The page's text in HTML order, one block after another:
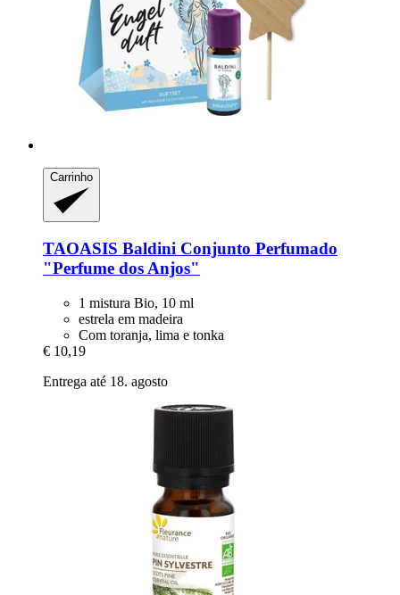
Carrinho
TAOASIS Baldini Conjunto Perfumado
"Perfume dos Anjos"
1 mistura Bio, 10 ml
estrela em madeira
Com toranja, lima e tonka
€ 10,19
Entrega até 18. agosto